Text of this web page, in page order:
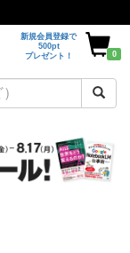
新規会員登録で
500pt
プレゼント！
0